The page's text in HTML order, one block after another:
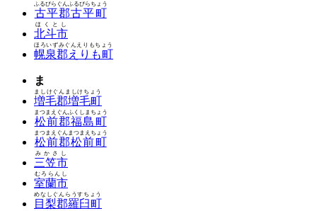
古平郡古平町
ふるびらぐんふるびらちょう
北斗市
ほくとし
幌泉郡えりも町
ほろいずみぐんえりもちょう
ま
増毛郡増毛町
ましけぐんましけちょう
松前郡福島町
まつまえぐんふくしまちょう
松前郡松前町
まつまえぐんまつまえちょう
三笠市
みかさし
室蘭市
むろらんし
目梨郡羅臼町
めなしぐんらうすちょう